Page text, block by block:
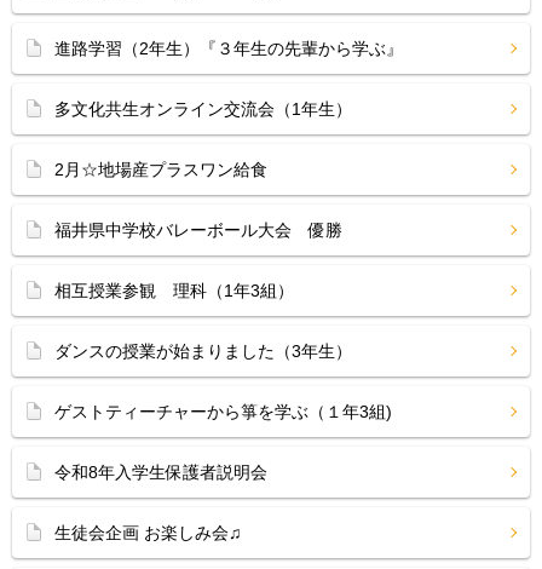
進路学習（2年生）『３年生の先輩から学ぶ』
多文化共生オンライン交流会（1年生）
2月☆地場産プラスワン給食
福井県中学校バレーボール大会 優勝
相互授業参観 理科（1年3組）
ダンスの授業が始まりました（3年生）
ゲストティーチャーから箏を学ぶ（１年3組)
令和8年入学生保護者説明会
生徒会企画 お楽しみ会♫